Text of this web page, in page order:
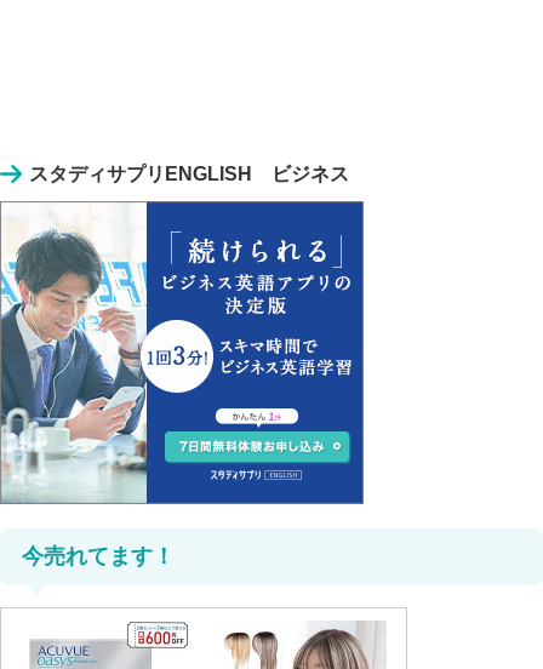
スタディサプリENGLISH ビジネス
今売れてます！